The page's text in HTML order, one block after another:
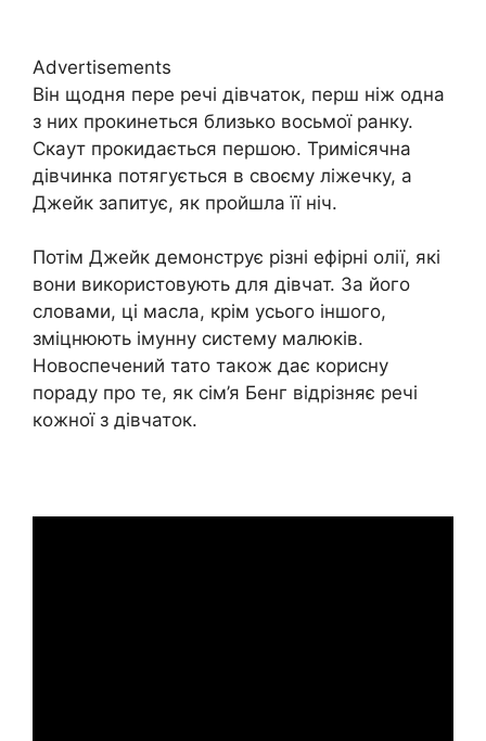
Advertisements
Він щодня пере речі дівчаток, перш ніж одна
з них прокинеться близько восьмої ранку.
Скаут прокидається першою. Тримісячна
дівчинка потягується в своєму ліжечку, а
Джейк запитує, як пройшла її ніч.
Потім Джейк демонструє різні ефірні олії, які
вони використовують для дівчат. За його
словами, ці масла, крім усього іншого,
зміцнюють імунну систему малюків.
Новоспечений тато також дає корисну
пораду про те, як сім’я Бенг відрізняє речі
кожної з дівчаток.